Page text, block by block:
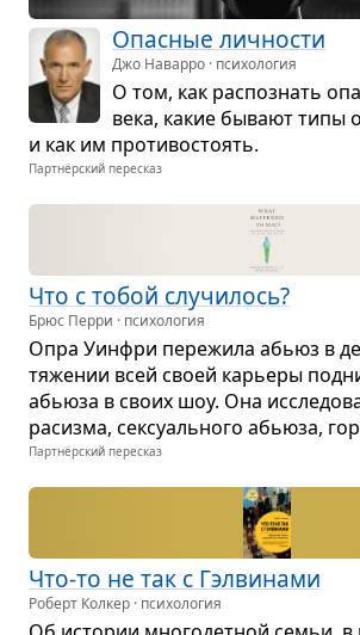
Опас­ные лич­но­сти
Джо Наварро · психология
О том, как рас­по­знать
века, какие бывают типы
и как им про­ти­во­сто­ять.
Партнёрский пересказ
Что с тобой слу­чи­лось?
Брюс Перри · психология
Опра Уин­фри пере­жила абьюз в
тя­же­нии всей своей карьеры
абьюза в своих шоу. Она
расизма, сек­су­аль­ного абьюза,
Партнёрский пересказ
Что-то не так с Гэл­ви­нами
Роберт Колкер · психология